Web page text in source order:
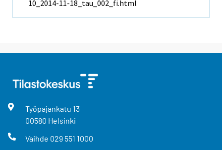
10_2014-11-18_tau_002_fi.html
Työpajankatu 13
00580 Helsinki
Vaihde 029 551 1000